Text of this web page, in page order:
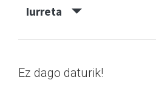
Iurreta
Ez dago daturik!